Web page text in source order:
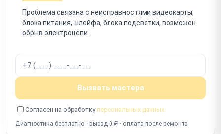
Проблема связана с неисправностями видеокарты,
блока питания, шлейфа, блока подсветки, возможен
обрыв электроцепи
Вызвать мастера
Согласен на обработку персональных данных
Диагностика бесплатно · выезд 0 ₽ · оплата после ремонта